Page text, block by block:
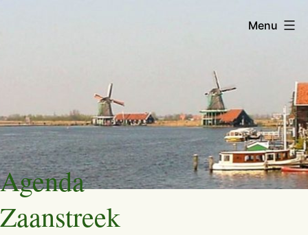
Ga
naar
de
inhoud
Agenda
Zaanstreek
Menu